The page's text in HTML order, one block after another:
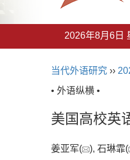
2026年8月6日
当代外语研究 ››
• 外语纵横 •
美国高校英
姜亚军( ), 石琳霏(